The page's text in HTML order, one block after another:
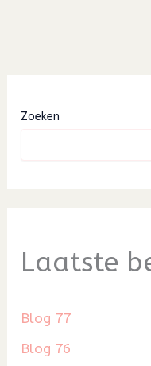
Zoeken
Laatste
Blog 77
Blog 76